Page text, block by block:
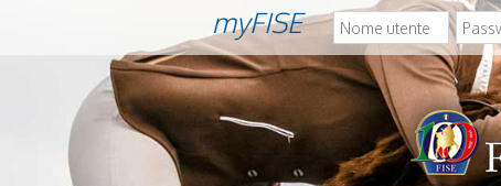
myFISE